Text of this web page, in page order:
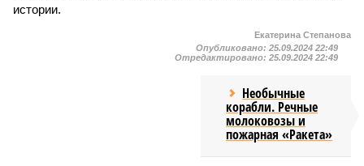
истории.
Екатерина Степанова
Опубликовано: 25.09.2024 22:49
Отредактировано: 25.09.2024 22:49
Необычные
корабли. Речные
молоковозы и
пожарная «Ракета»